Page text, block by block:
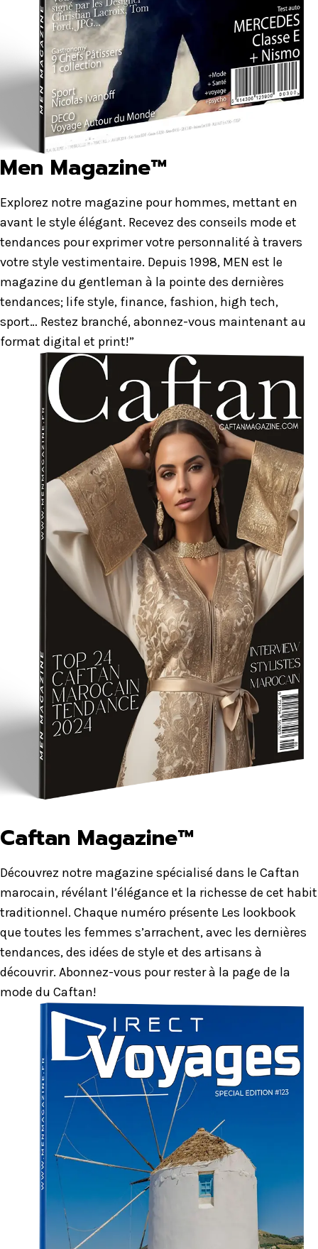
Men Magazine™
Explorez notre magazine pour hommes, mettant en
avant le style élégant. Recevez des conseils mode et
tendances pour exprimer votre personnalité à travers
votre style vestimentaire. Depuis 1998, MEN est le
magazine du gentleman à la pointe des dernières
tendances; life style, finance, fashion, high tech,
sport… Restez branché, abonnez-vous maintenant au
format digital et print!”
Caftan Magazine™
Découvrez notre magazine spécialisé dans le Caftan
marocain, révélant l’élégance et la richesse de cet habit
traditionnel. Chaque numéro présente Les lookbook
que toutes les femmes s’arrachent, avec les dernières
tendances, des idées de style et des artisans à
découvrir. Abonnez-vous pour rester à la page de la
mode du Caftan!